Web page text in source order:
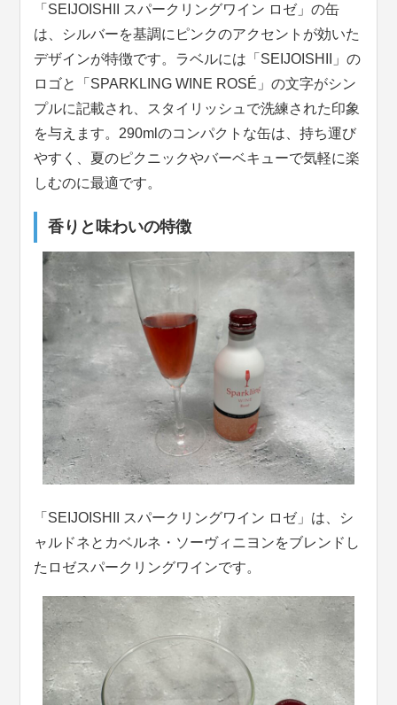
「SEIJOISHII スパークリングワイン ロゼ」の缶
は、シルバーを基調にピンクのアクセントが効いた
デザインが特徴です。ラベルには「SEIJOISHII」の
ロゴと「SPARKLING WINE ROSÉ」の文字がシン
プルに記載され、スタイリッシュで洗練された印象
を与えます。290mlのコンパクトな缶は、持ち運び
やすく、夏のピクニックやバーベキューで気軽に楽
しむのに最適です。
香りと味わいの特徴
「SEIJOISHII スパークリングワイン ロゼ」は、シ
ャルドネとカベルネ・ソーヴィニヨンをブレンドし
たロゼスパークリングワインです。